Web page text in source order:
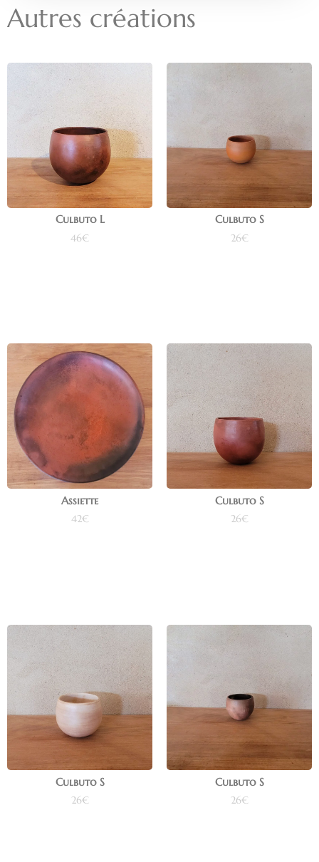
Autres créations
Culbuto L
46€
Culbuto S
26€
Assiette
42€
Culbuto S
26€
Culbuto S
26€
Culbuto S
26€